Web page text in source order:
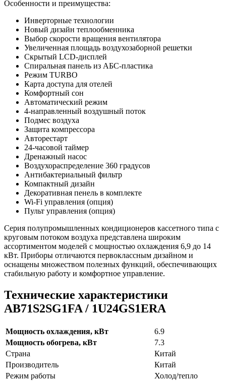
Особенности и преимущества:
Инверторные технологии
Новый дизайн теплообменника
Выбор скорости вращения вентилятора
Увеличенная площадь воздухозаборной решетки
Скрытый LCD-дисплей
Спиральная панель из АБС-пластика
Режим TURBO
Карта доступа для отелей
Комфортный сон
Автоматический режим
4-направленный воздушный поток
Подмес воздуха
Защита компрессора
Авторестарт
24-часовой таймер
Дренажный насос
Воздухораспределение 360 градусов
Антибактериальный фильтр
Компактный дизайн
Декоративная пенель в комплекте
Wi-Fi управления (опция)
Пульт управления (опция)
Серия полупромышленных кондиционеров кассетного типа с
круговым потоком воздуха представлена широким
ассортиментом моделей с мощностью охлаждения 6,9 до 14
кВт. Приборы отличаются первоклассным дизайном и
оснащены множеством полезных функций, обеспечивающих
стабильную работу и комфортное управление.
Технические характеристики
AB71S2SG1FA / 1U24GS1ERA
Мощность охлаждения, кВт
6.9
Мощность обогрева, кВт
7.3
Страна
Китай
Производитель
Китай
Режим работы
Холод/тепло